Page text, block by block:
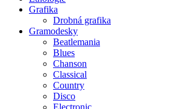
Grafika
Drobná grafika
Gramodesky
Beatlemania
Blues
Chanson
Classical
Country
Disco